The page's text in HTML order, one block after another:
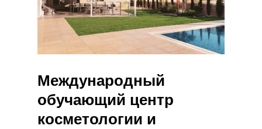
Международный
обучающий центр
косметологии и